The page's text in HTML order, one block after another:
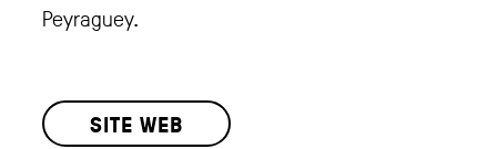
Peyraguey.
SITE WEB